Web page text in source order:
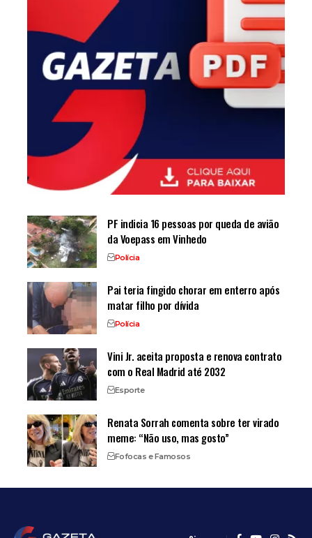
PF indicia 16 pessoas por queda de avião
da Voepass em Vinhedo
Polícia
Pai teria fingido chorar em enterro após
matar filho por dívida
Polícia
Vini Jr. aceita proposta e renova contrato
com o Real Madrid até 2032
Esporte
Renata Sorrah comenta sobre ter virado
meme: “Não uso, mas gosto”
Fofocas e Famosos